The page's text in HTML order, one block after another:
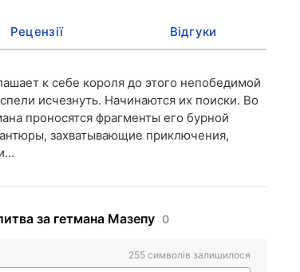
Рецензії Відгуки
к себе короля до этого непобедимой
исчезнуть. Начинаются их поиски. Во
проносятся фрагменты его бурной
захватывающие приключения,
за гетмана Мазепу 0
255 символів залишилося